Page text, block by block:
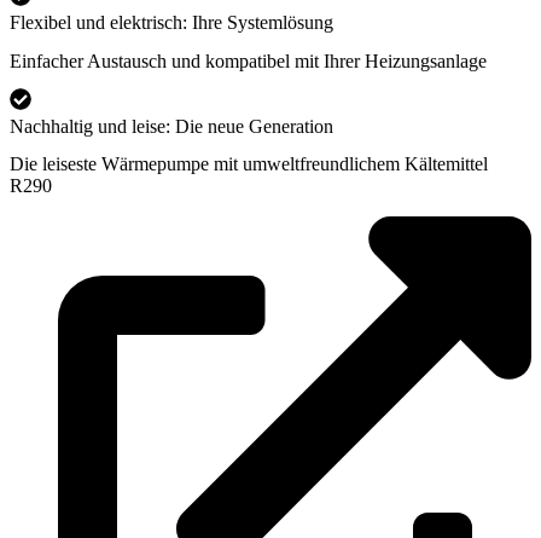
Flexibel und elektrisch: Ihre Systemlösung
Einfacher Austausch und kompatibel mit Ihrer Heizungsanlage
Nachhaltig und leise: Die neue Generation
Die leiseste Wärmepumpe mit umweltfreundlichem Kältemittel
R290